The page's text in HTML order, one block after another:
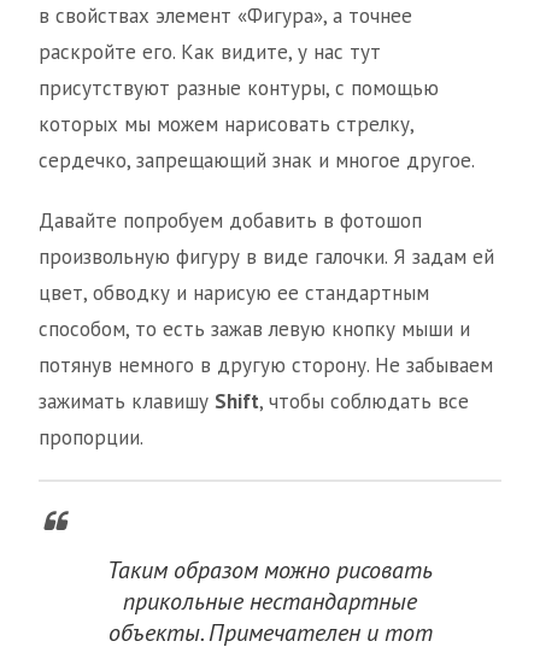
в свойствах элемент «Фигура», а точнее
раскройте его. Как видите, у нас тут
присутствуют разные контуры, с помощью
которых мы можем нарисовать стрелку,
сердечко, запрещающий знак и многое другое.
Давайте попробуем добавить в фотошоп
произвольную фигуру в виде галочки. Я задам ей
цвет, обводку и нарисую ее стандартным
способом, то есть зажав левую кнопку мыши и
потянув немного в другую сторону. Не забываем
зажимать клавишу Shift, чтобы соблюдать все
пропорции.
Таким образом можно рисовать
прикольные нестандартные
объекты. Примечателен и тот